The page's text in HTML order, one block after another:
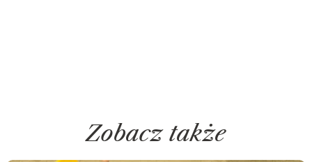
Zobacz także